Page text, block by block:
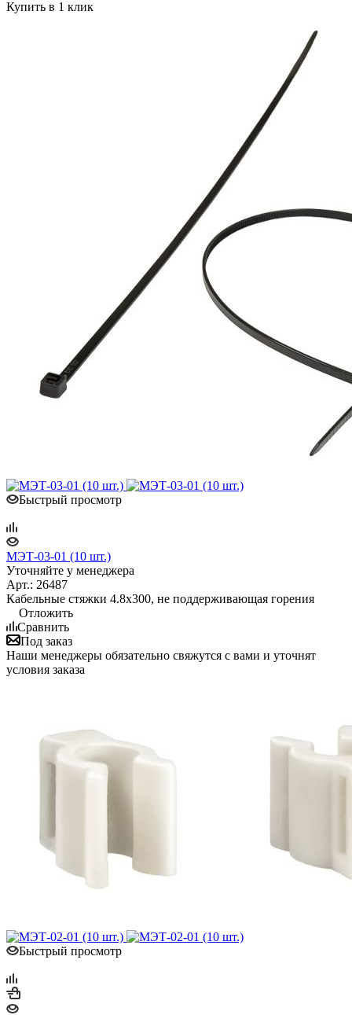
Купить в 1 клик
Быстрый просмотр
МЭТ-03-01 (10 шт.)
Уточняйте у менеджера
Арт.: 26487
Кабельные стяжки 4.8х300, не поддерживающая горения
Отложить
Сравнить
Под заказ
Наши менеджеры обязательно свяжутся с вами и уточнят
условия заказа
Быстрый просмотр